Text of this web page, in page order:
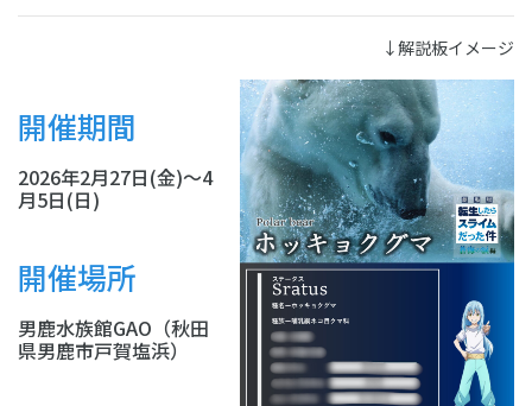
↓解説板イメージ
開催期間
2026年2月27日(金)～4
月5日(日)
開催場所
男鹿水族館GAO（秋田
県男鹿市戸賀塩浜）